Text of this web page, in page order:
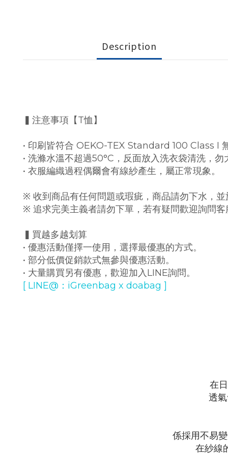
Description
▍注意事項【T恤】
• 印刷皆符合 OEKO-TEX Standard 100 Class I
• 洗滌水溫不超過50°C，反面放入洗衣袋清洗，勿
• 衣服編織過程偶爾會有線紗產生，屬正常現象。
※ 收到商品有任何問題或瑕疵，商品請勿下水，並
※ 追求完美主義者請勿下單，若有疑問歡迎詢問客
▍買越多越划算
• 優惠活動僅擇一使用，選擇最優惠的方式。
• 部分低價促銷款式無參與優惠活動。
• 大量購買另有優惠，歡迎加入LINE詢問。
[ LINE@：iGreenbag x doabag ]
在
透
係採用不易
在紗線